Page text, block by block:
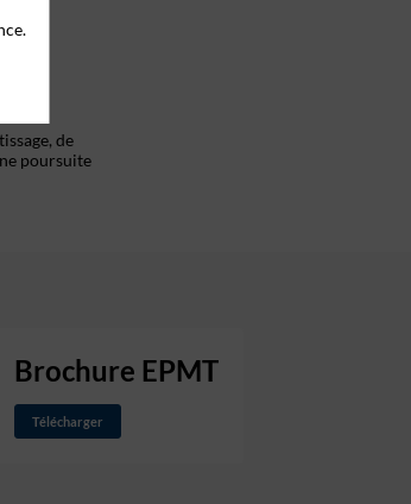
les
de
poursuite
Brochure EPMT
Télécharger